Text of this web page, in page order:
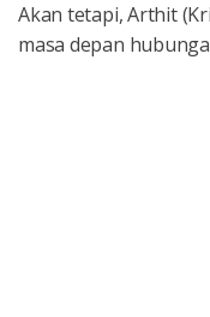
Akan tetapi, Arthit
masa depan